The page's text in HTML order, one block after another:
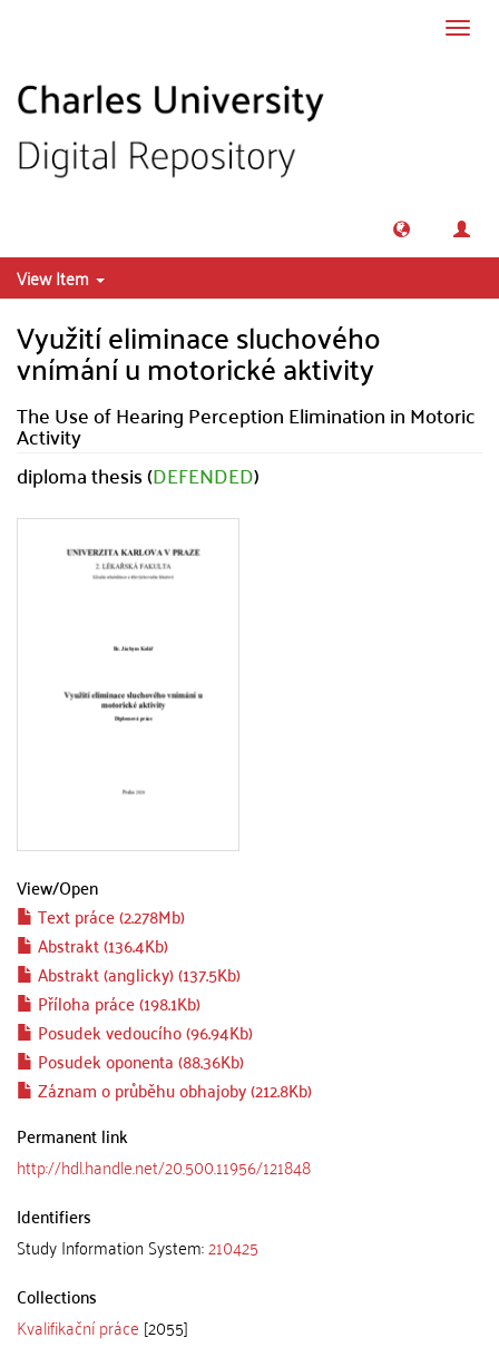
View Item
Využití eliminace sluchového
vnímání u motorické aktivity
The Use of Hearing Perception Elimination in Motoric
Activity
diploma thesis (DEFENDED)
View/Open
Text práce (2.278Mb)
Abstrakt (136.4Kb)
Abstrakt (anglicky) (137.5Kb)
Příloha práce (198.1Kb)
Posudek vedoucího (96.94Kb)
Posudek oponenta (88.36Kb)
Záznam o průběhu obhajoby (212.8Kb)
Permanent link
http://hdl.handle.net/20.500.11956/121848
Identifiers
Study Information System:210425
Collections
Kvalifikační práce [2055]